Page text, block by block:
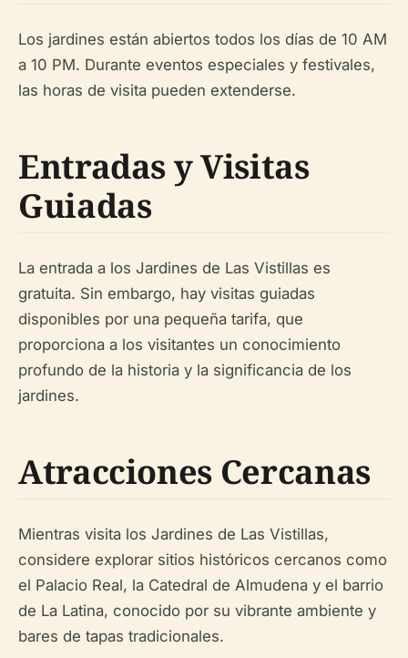
Los jardines están abiertos todos los días de 10 AM
a 10 PM. Durante eventos especiales y festivales,
las horas de visita pueden extenderse.
Entradas y Visitas
Guiadas
La entrada a los Jardines de Las Vistillas es
gratuita. Sin embargo, hay visitas guiadas
disponibles por una pequeña tarifa, que
proporciona a los visitantes un conocimiento
profundo de la historia y la significancia de los
jardines.
Atracciones Cercanas
Mientras visita los Jardines de Las Vistillas,
considere explorar sitios históricos cercanos como
el Palacio Real, la Catedral de Almudena y el barrio
de La Latina, conocido por su vibrante ambiente y
bares de tapas tradicionales.